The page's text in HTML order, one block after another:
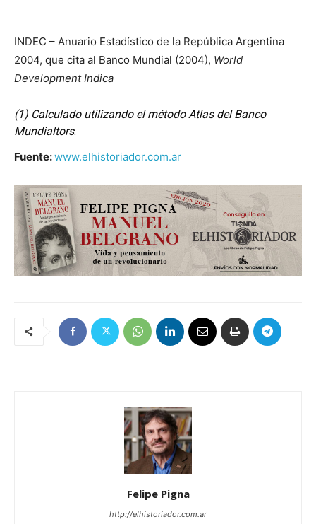
INDEC – Anuario Estadístico de la República Argentina
2004, que cita al Banco Mundial (2004), World
Development Indica
(1) Calculado utilizando el método Atlas del Banco
Mundialtors.
Fuente:www.elhistoriador.com.ar
Felipe Pigna
http://elhistoriador.com.ar